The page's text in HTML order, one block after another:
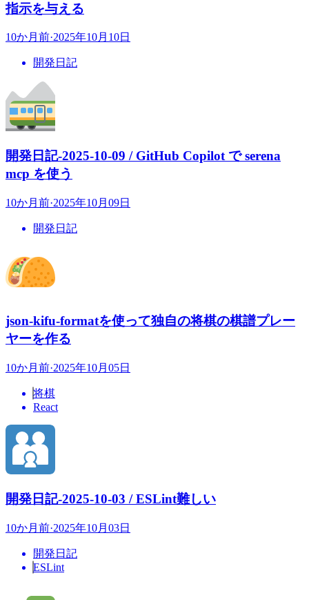
指示を与える
10か月前·2025年10月10日
開発日記
開発日記-2025-10-09 / GitHub Copilot で serena
mcp を使う
10か月前·2025年10月09日
開発日記
json-kifu-formatを使って独自の将棋の棋譜プレー
ヤーを作る
10か月前·2025年10月05日
将棋
React
開発日記-2025-10-03 / ESLint難しい
10か月前·2025年10月03日
開発日記
ESLint